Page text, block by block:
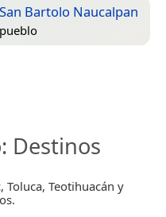
San Bartolo Naucalpan
pueblo
: Destinos
Toluca, Teotihuacán y